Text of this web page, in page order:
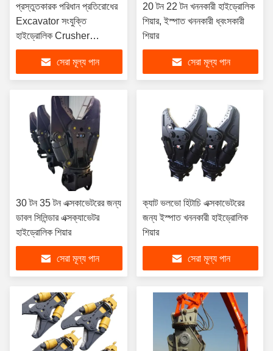
প্রস্তুতকারক পরিধান প্রতিরোধের
Excavator সংযুক্তি
হাইড্রোলিক Crusher
Pulverizer For Sanny
Hitachi Komatsu ইত্যাদি
সেরা মূল্য পান
20 টন 22 টন খননকারী হাইড্রোলিক
শিয়ার, ইস্পাত খননকারী ধ্বংসকারী
শিয়ার
সেরা মূল্য পান
30 টন 35 টন এক্সকাভেটরের জন্য
ডাবল সিলিন্ডার এক্সক্যাভেটর
হাইড্রোলিক শিয়ার
সেরা মূল্য পান
ক্যাট ভলভো হিটাচি এক্সকাভেটরের
জন্য ইস্পাত খননকারী হাইড্রোলিক
শিয়ার
সেরা মূল্য পান